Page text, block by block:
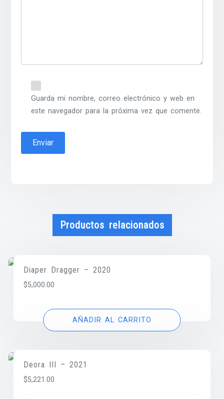
Guarda mi nombre, correo electrónico y web en
este navegador para la próxima vez que comente.
Productos relacionados
Diaper Dragger – 2020
$5,000.00
AÑADIR AL CARRITO
Deora III – 2021
$5,221.00